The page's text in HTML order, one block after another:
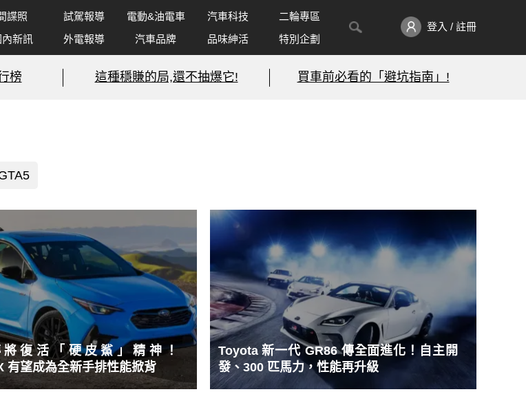
諜照 試駕報導 電動&油電車 汽車科技
二輪專區
內新訊 外電報導 汽車品牌 品味紳活 特別企劃
登入 / 註冊
榜 這種穩賺的局,還不抽爆它! 買車前必看的「避坑指南」!
將復活「硬皮鯊」精神！
有望成為全新手排性能掀背
Toyota 新一代 GR86 傳全面進化！自主開
發、300 匹馬力，性能再升級